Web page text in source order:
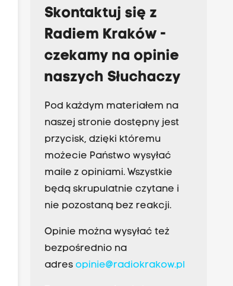
Skontaktuj się z
Radiem Kraków -
czekamy na opinie
naszych Słuchaczy
Pod każdym materiałem na
naszej stronie dostępny jest
przycisk, dzięki któremu
możecie Państwo wysyłać
maile z opiniami. Wszystkie
będą skrupulatnie czytane i
nie pozostaną bez reakcji.
Opinie można wysyłać też
bezpośrednio na
adres opinie@radiokrakow.pl